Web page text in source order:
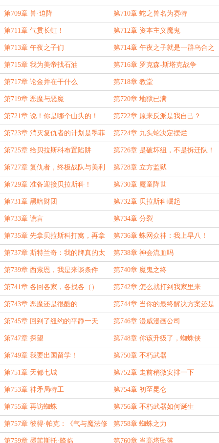
第709章 兽·迫降 第710章 蛇之兽名为赛特
第711章 气贯长虹！ 第712章 资本主义魔鬼
第713章 午夜之子们 第714章 午夜之子就是一群乌合之
众
第715章 我为美帝找石油 第716章 罗克森-斯塔克战争
第717章 论金并在干什么 第718章 教堂
第719章 恶魔与恶魔 第720章 地狱已满
第721章 说！你是哪个山头的！ 第722章 原来反派是我自己？
第723章 消灭复仇者的计划是墨菲
斯托制定的
第724章 九头蛇决定摆烂
第725章 给贝拉斯科布置陷阱 第726章 是破坏组，不是拆迁队！
第727章 复仇者，终极战队与美利
坚
第728章 立方监狱
第729章 准备迎接贝拉斯科！ 第730章 魔童降世
第731章 黑暗财团 第732章 贝拉斯科崛起
第733章 谎言 第734章 分裂
第735章 先拿贝拉斯科打窝，再拿
蜘蛛侠打窝
第736章 蛛网众神：我上早八！
第737章 斯特兰奇：我的牌真的太
多了
第738章 神会流血吗
第739章 西索恩，我是来谈条件
的！
第740章 魔鬼之终
第741章 各回各家，各找各（） 第742章 怎么就打到我家里来
了？！
第743章 恶魔还是很酷的 第744章 当你的最终解决方案还是
一场拳拳到肉的打斗时
第745章 回到了纽约的平静一天 第746章 漫威漫画公司
第747章 探望 第748章 你该升级了，蜘蛛侠
第749章 我要出国留学！ 第750章 不朽武器
第751章 天都七城 第752章 走前稍微安排一下
第753章 神矛局特工 第754章 初至昆仑
第755章 再访蜘蛛 第756章 不朽武器如何诞生
第757章 彼得·帕克：《气与魔法修
行的相似性研究》
第758章 蜘蛛之力
第759章 墨菲斯托·降临 第760章 当高塔坠落